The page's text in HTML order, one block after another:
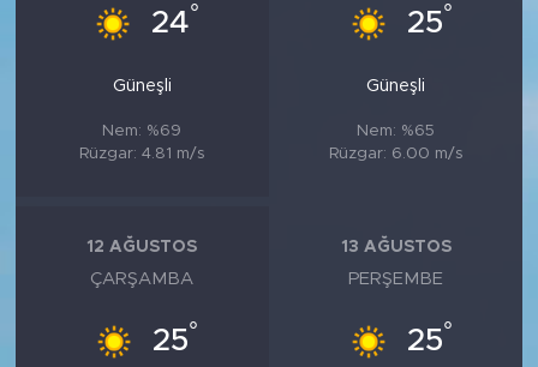
24°
Güneşli
Nem: %69
Rüzgar: 4.81 m/s
25°
Güneşli
Nem: %65
Rüzgar: 6.00 m/s
12 AĞUSTOS
ÇARŞAMBA
25°
13 AĞUSTOS
PERŞEMBE
25°